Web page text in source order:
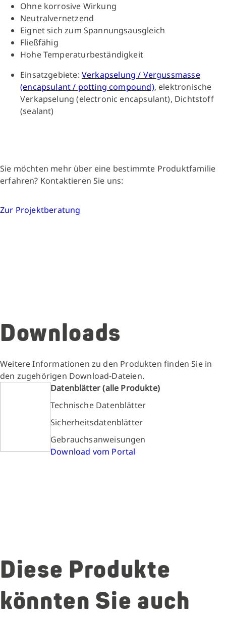
Ohne korrosive Wirkung
Neutralvernetzend
Eignet sich zum Spannungsausgleich
Fließfähig
Hohe Temperaturbeständigkeit
Einsatzgebiete: Verkapselung / Vergussmasse
(encapsulant / potting compound), elektronische
Verkapselung (electronic encapsulant), Dichtstoff
(sealant)
Sie möchten mehr über eine bestimmte Produktfamilie
erfahren? Kontaktieren Sie uns:
Zur Projektberatung
Downloads
Weitere Informationen zu den Produkten finden Sie in
den zugehörigen Download-Dateien.
Datenblätter (alle Produkte)
Technische Datenblätter
Sicherheitsdatenblätter
Gebrauchsanweisungen
Download vom Portal
Diese Produkte
könnten Sie auch